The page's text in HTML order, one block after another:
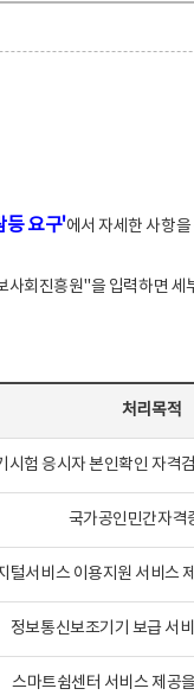
등 요구'에서 자세한 사항
회진흥원"을 입력하면 세
처리목적
시험 응시자 본인확인 자격
국가공인민간자격
털서비스 이용지원 서비스
정보통신보조기기 보급 서
스마트쉼센터 서비스 제공